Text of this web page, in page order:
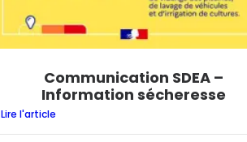
Communication SDEA –
Information sécheresse
Lire l'article